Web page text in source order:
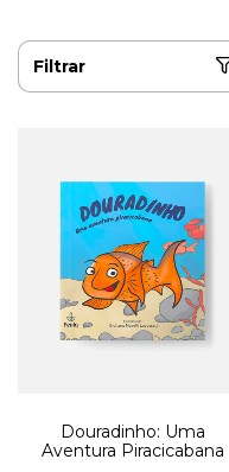
Filtrar
Douradinho: Uma
Aventura Piracicabana